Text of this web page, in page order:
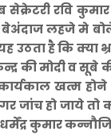
रवि
बेअंदाज लहजे मे
है कि क्या
की मोदी व सूबे
खत्म
जांच हो जाये तो
कुमार